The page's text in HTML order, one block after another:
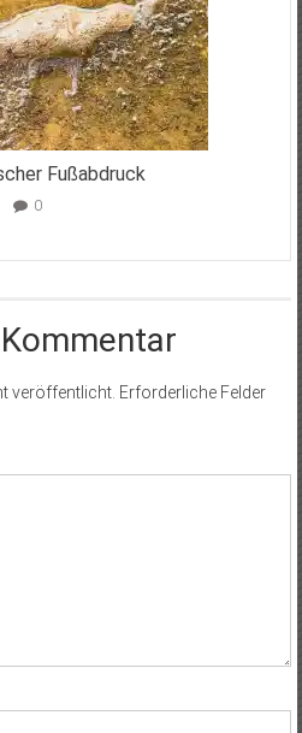
Fußabdruck
0
veröffentlicht. Erforderliche Felder